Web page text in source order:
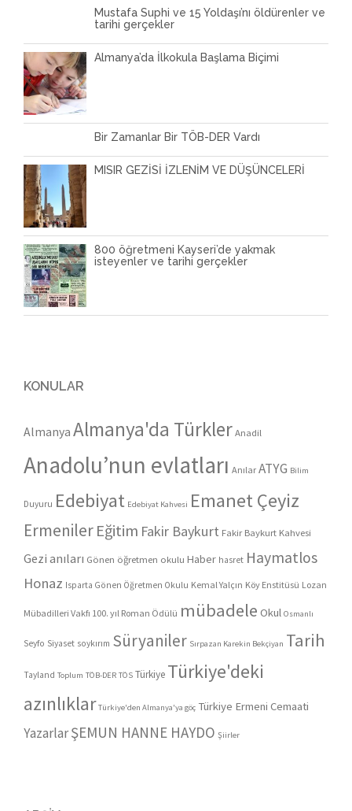
Mustafa Suphi ve 15 Yoldaşı’nı öldürenler ve
tarihi gerçekler
Almanya’da İlkokula Başlama Biçimi
Bir Zamanlar Bir TÖB-DER Vardı
MISIR GEZİSİ İZLENİM VE DÜŞÜNCELERİ
800 öğretmeni Kayseri’de yakmak
isteyenler ve tarihi gerçekler
KONULAR
Almanya Almanya'da TürklerAnadil
Anadolu’nun evlatları Anılar ATYG Bilim
Duyuru Edebiyat Edebiyat Kahvesi Emanet Çeyiz
ErmenilerEğitim Fakir Baykurt Fakir Baykurt Kahvesi
Gezi anıları Gönen öğretmen okulu Haber hasret Haymatlos
Honaz Isparta Gönen Öğretmen Okulu Kemal Yalçın Köy Enstitüsü Lozan
Mübadilleri Vakfı 100. yıl Roman Ödülü mübadele Okul Osmanlı
Seyfo Siyaset soykırım Süryaniler Sırpazan Karekin Bekçiyan Tarih
Tayland Toplum TÖB-DER TÖS Türkiye Türkiye'deki
azınlıklar Türkiye'den Almanya'ya göç Türkiye Ermeni Cemaati
YazarlarŞEMUN HANNE HAYDO Şiirler